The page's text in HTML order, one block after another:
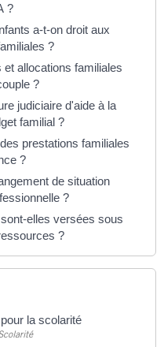
?
a-t-on droit aux
?
allocations familiales
?
judiciaire d'aide à la
familial ?
prestations familiales
?
de situation
?
elles versées sous
?
la scolarité